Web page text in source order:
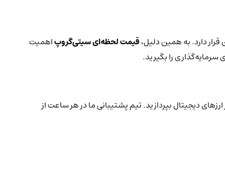
دارد. به همین دلیل،قیمت لحظه‌ای سیتی‌گروپاهمیت
را بگیرید.
ارزهای دیجیتال بپردازید. تیم پشتیبانی ما در هر ساعت از